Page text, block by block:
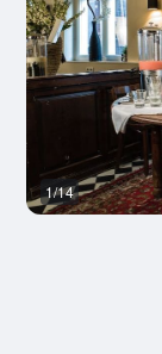
1/14